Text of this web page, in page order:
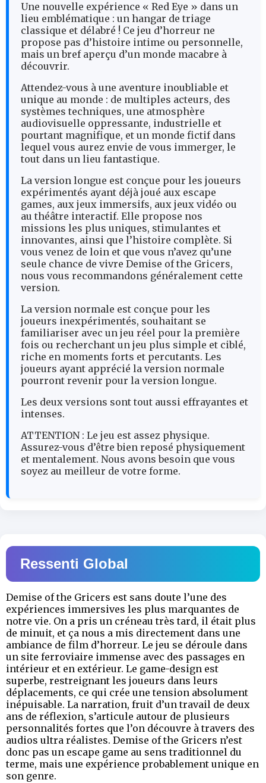
Une nouvelle expérience « Red Eye » dans un
lieu emblématique : un hangar de triage
classique et délabré ! Ce jeu d’horreur ne
propose pas d’histoire intime ou personnelle,
mais un bref aperçu d’un monde macabre à
découvrir.
Attendez-vous à une aventure inoubliable et
unique au monde : de multiples acteurs, des
systèmes techniques, une atmosphère
audiovisuelle oppressante, industrielle et
pourtant magnifique, et un monde fictif dans
lequel vous aurez envie de vous immerger, le
tout dans un lieu fantastique.
La version longue est conçue pour les joueurs
expérimentés ayant déjà joué aux escape
games, aux jeux immersifs, aux jeux vidéo ou
au théâtre interactif. Elle propose nos
missions les plus uniques, stimulantes et
innovantes, ainsi que l’histoire complète. Si
vous venez de loin et que vous n’avez qu’une
seule chance de vivre Demise of the Gricers,
nous vous recommandons généralement cette
version.
La version normale est conçue pour les
joueurs inexpérimentés, souhaitant se
familiariser avec un jeu réel pour la première
fois ou recherchant un jeu plus simple et ciblé,
riche en moments forts et percutants. Les
joueurs ayant apprécié la version normale
pourront revenir pour la version longue.
Les deux versions sont tout aussi effrayantes et
intenses.
ATTENTION : Le jeu est assez physique.
Assurez-vous d’être bien reposé physiquement
et mentalement. Nous avons besoin que vous
soyez au meilleur de votre forme.
Ressenti Global
Demise of the Gricers est sans doute l’une des
expériences immersives les plus marquantes de
notre vie. On a pris un créneau très tard, il était plus
de minuit, et ça nous a mis directement dans une
ambiance de film d’horreur. Le jeu se déroule dans
un site ferroviaire immense avec des passages en
intérieur et en extérieur. Le game-design est
superbe, restreignant les joueurs dans leurs
déplacements, ce qui crée une tension absolument
inépuisable. La narration, fruit d’un travail de deux
ans de réflexion, s’articule autour de plusieurs
personnalités fortes que l’on découvre à travers des
audios ultra réalistes. Demise of the Gricers n’est
donc pas un escape game au sens traditionnel du
terme, mais une expérience probablement unique en
son genre.